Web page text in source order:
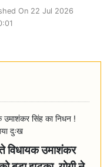
On 22 Jul 2026
उमाशंकर